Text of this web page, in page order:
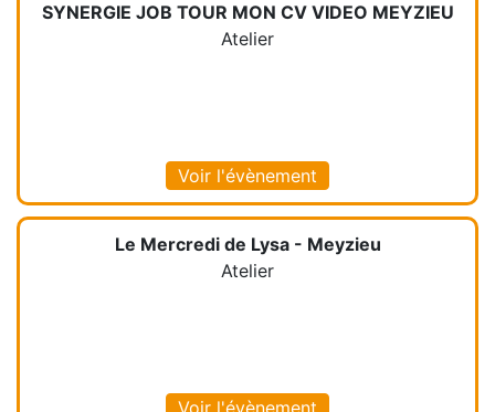
SYNERGIE JOB TOUR MON CV VIDEO MEYZIEU
Atelier
Voir l'évènement
Le Mercredi de Lysa - Meyzieu
Atelier